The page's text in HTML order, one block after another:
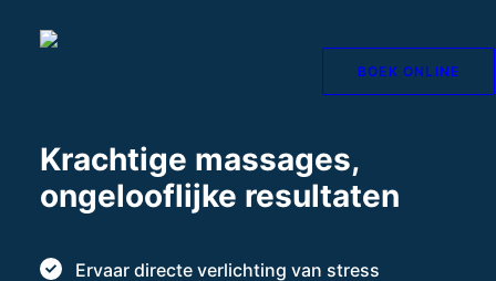
BOEK ONLINE
Krachtige massages,
ongelooflijke resultaten
Ervaar directe verlichting van stress